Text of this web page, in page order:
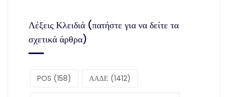
Λέξεις Κλειδιά (πατήστε για να δείτε τα
σχετικά άρθρα)
POS (158) ΑΑΔΕ (1412)